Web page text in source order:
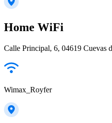
Home WiFi
Calle Principal, 6, 04619 Cuevas
Wimax_Royfer